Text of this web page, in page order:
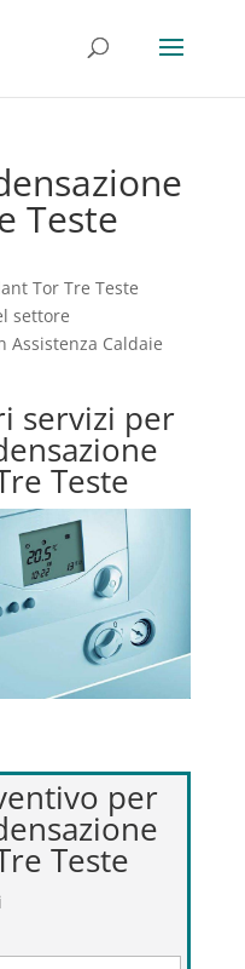
Teste
Tor Tre Teste
settore
Caldaie
servizi per
Teste
per
Teste